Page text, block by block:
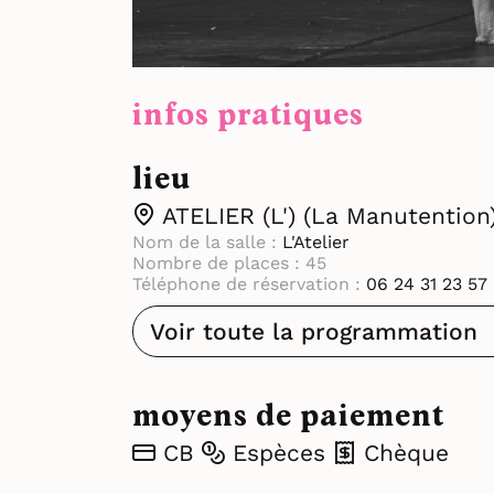
infos pratiques
lieu
ATELIER (L') (La
Nom de la salle : L'Atelier
Nombre de places : 45
Téléphone de réservation : 06 24 31 23 57
Voir toute la programmation
moyens de paiement
CB Espèces Chèque